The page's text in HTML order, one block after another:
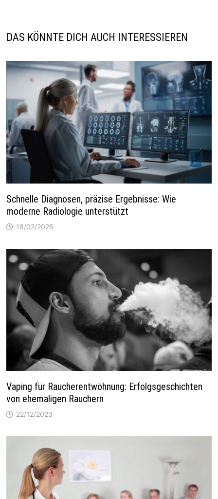
DAS KÖNNTE DICH AUCH INTERESSIEREN
Schnelle Diagnosen, präzise Ergebnisse: Wie
moderne Radiologie unterstützt
18/02/2025
Vaping für Raucherentwöhnung: Erfolgsgeschichten
von ehemaligen Rauchern
22/12/2023